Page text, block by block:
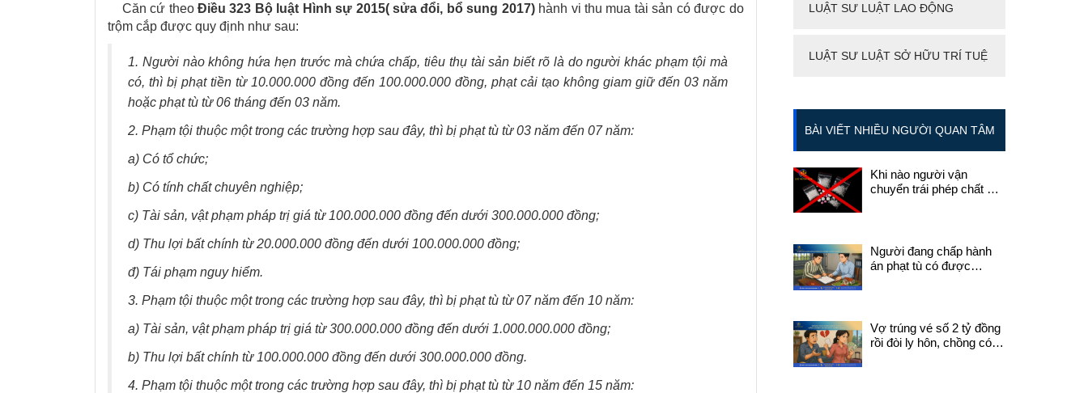
Căn cứ theo Điều 323 Bộ luật Hình sự 2015( sửa đổi, bổ sung 2017)hành vi thu mua tài sản có được do
trộm cắp được quy định như sau:
1. Người nào không hứa hẹn trước mà chứa chấp, tiêu thụ tài sản biết rõ là do người khác phạm tội mà
có, thì bị phạt tiền từ 10.000.000 đồng đến 100.000.000 đồng, phạt cải tạo không giam giữ đến 03 năm
hoặc phạt tù từ 06 tháng đến 03 năm.
2. Phạm tội thuộc một trong các trường hợp sau đây, thì bị phạt tù từ 03 năm đến 07 năm:
a) Có tổ chức;
b) Có tính chất chuyên nghiệp;
c) Tài sản, vật phạm pháp trị giá từ 100.000.000 đồng đến dưới 300.000.000 đồng;
d) Thu lợi bất chính từ 20.000.000 đồng đến dưới 100.000.000 đồng;
đ) Tái phạm nguy hiểm.
3. Phạm tội thuộc một trong các trường hợp sau đây, thì bị phạt tù từ 07 năm đến 10 năm:
a) Tài sản, vật phạm pháp trị giá từ 300.000.000 đồng đến dưới 1.000.000.000 đồng;
b) Thu lợi bất chính từ 100.000.000 đồng đến dưới 300.000.000 đồng.
4. Phạm tội thuộc một trong các trường hợp sau đây, thì bị phạt tù từ 10 năm đến 15 năm:
LUẬT SƯ LUẬT LAO ĐỘNG
LUẬT SƯ LUẬT SỞ HỮU TRÍ TUỆ
BÀI VIẾT NHIỀU NGƯỜI QUAN TÂM
Khi nào người vận
chuyển trái phép chất ma
Người đang chấp hành
án phạt tù có được
Vợ trúng vé số 2 tỷ đồng
rồi đòi ly hôn, chồng có